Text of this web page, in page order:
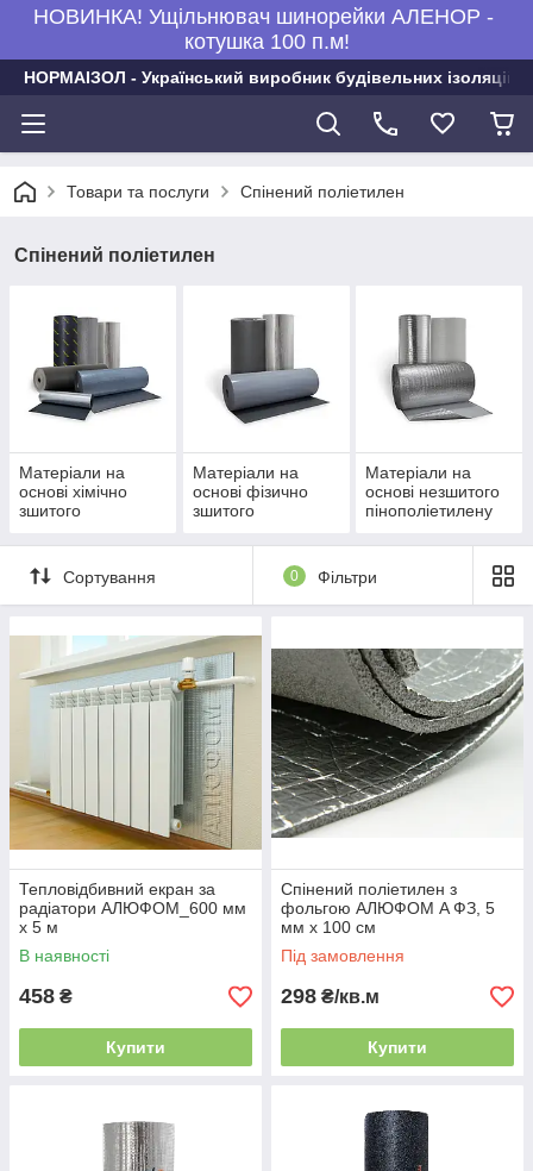
НОВИНКА! Ущільнювач шинорейки АЛЕНОР -
котушка 100 п.м!
НОРМАІЗОЛ - Український виробник будівельних
Товари та послуги Спінений поліетилен
Спінений поліетилен
Матеріали на
основі хімічно
зшитого
(ХЗ)
Матеріали на
основі фізично
зшитого
(ФЗ)
Матеріали на
основі незшитого
пінополіетилену
Сортування 0 Фільтри
Тепловідбивний екран за
радіатори АЛЮФОМ_600 мм
х 5 м
В наявності
458 ₴
Купити
Спінений поліетилен з
фольгою АЛЮФОМ A ФЗ, 5
мм х 100 см
Під замовлення
298 ₴/кв.м
Купити